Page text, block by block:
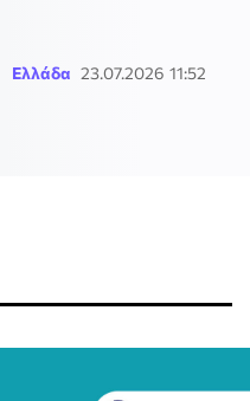
Ελλάδα 23.07.2026 11:52